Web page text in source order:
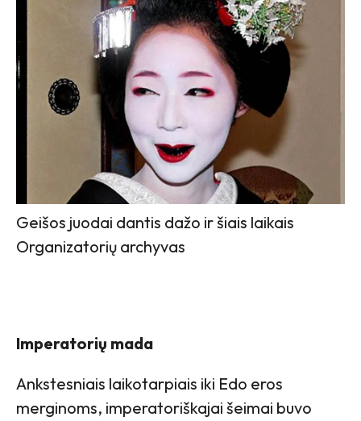
Geišos juodai dantis dažo ir šiais laikais
Organizatorių archyvas
Imperatorių mada
Ankstesniais laikotarpiais iki Edo eros
merginoms, imperatoriškajai šeimai buvo